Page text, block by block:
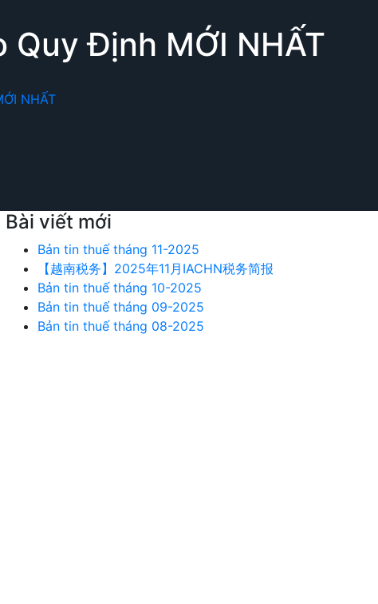
Định MỚI NHẤT
NHẤT
Bài viết mới
Bản tin thuế tháng 11-2025
【越南税务】2025年11月IACHN税务简报
Bản tin thuế tháng 10-2025
Bản tin thuế tháng 09-2025
Bản tin thuế tháng 08-2025